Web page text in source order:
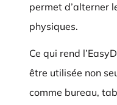
permet d’alterner
physiques.
Ce qui rend
être utilisée non
comme bureau,